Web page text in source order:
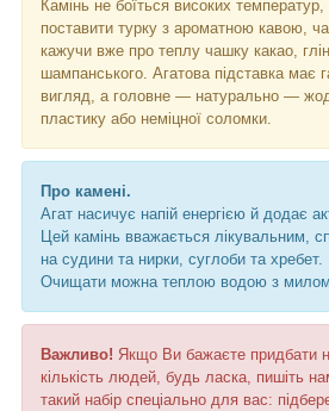
Камінь не боїться високих
поставити турку з ароматною кавою,
кажучи вже про теплу чашку какао,
шампанського. Агатова підставка має
вигляд, а головне — натурально —
пластику або неміцної соломки.
Про камені.
Агат насичує напій енергією й додає
Цей камінь вважається лікувальним,
на судини та нирки, суглоби та хребет.
Очищати можна теплою водою з милом.
Важливо! Якщо Ви бажаєте придбати
кількість людей, будь ласка, пишіть
такий набір спеціально для вас: